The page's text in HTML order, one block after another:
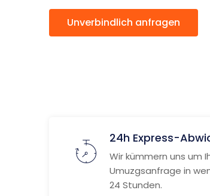
Unverbindlich anfragen
24h Express-
Wir kümmern uns um
Umuzgsanfrage in
24 Stunden.